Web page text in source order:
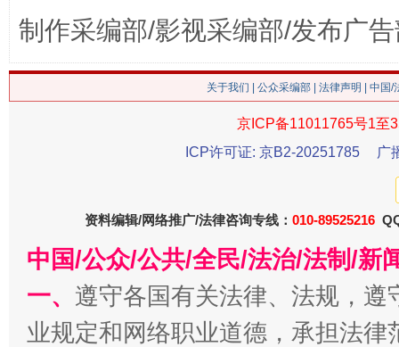
在谋一域中谋全局
今年
制作采编部/影视采编部/发布广
关于我们 公众采编部 法律声明 | 中国
京ICP备11011765号1至
ICP许可证: 京B2-20251785
广
资料编辑/网络推广/法律咨询专线： 010-89525216
中国/公众/公共/全民/法治/法制/新
一、 遵守各国有关法律、法规，
业规定和网络职业道德，承担法